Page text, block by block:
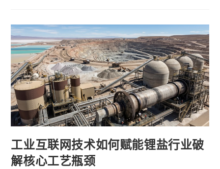
工业互联网技术如何赋能锂盐行业破
解核心工艺瓶颈